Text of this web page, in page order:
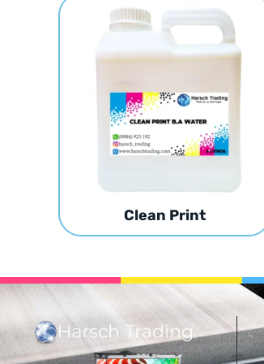
Clean Print